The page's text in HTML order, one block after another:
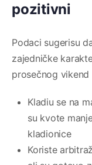
pozitivni
Podaci sugerisu
zajedničke
prosečnog vikend
Kladiu se na
su kvote
kladionice
Koriste